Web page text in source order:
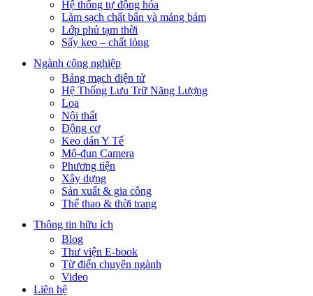
Hệ thống tự động hóa
Làm sạch chất bẩn và mảng bám
Lớp phủ tạm thời
Sấy keo – chất lỏng
Ngành công nghiệp
Bảng mạch điện tử
Hệ Thống Lưu Trữ Năng Lượng
Loa
Nội thất
Động cơ
Keo dán Y Tế
Mô-đun Camera
Phương tiện
Xây dựng
Sản xuất & gia công
Thể thao & thời trang
Thông tin hữu ích
Blog
Thư viện E-book
Từ điển chuyên ngành
Video
Liên hệ